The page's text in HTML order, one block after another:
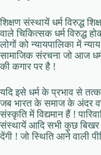
शिक्षण संस्थायें धर्म विरुद्ध
वाले चिकित्सक धर्म विरुद्ध
लोगों को न्यायपालिका में
सामाजिक संरचना जो आज
की कगार पर है !
यदि इसे धर्म के प्रभाव से
जब भारत के समाज के अंदर
संस्कृति में विद्यमान हैं !
संस्थायें आदि सभी कुछ
देंगी ! जो स्थिति आने वाली